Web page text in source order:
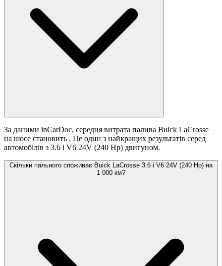
За даними inCarDoc, середня витрата палива Buick LaCrosse
на шосе становить . Це один з найкращих результатів серед
автомобілів з 3.6 i V6 24V (240 Hp) двигуном.
Скільки пального споживає Buick LaCrosse 3.6 i V6 24V (240 Hp) на
1 000 км?